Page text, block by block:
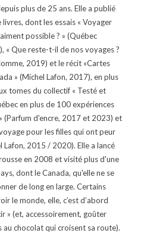
plus de 25 ans. Elle a publié
livres, dont les essais « Voyager
possible ? » (Québec
« Que reste-t-il de nos voyages ?
2019) et le récit «Cartes
» (Michel Lafon, 2017), en plus
tomes du collectif « Testé et
en plus de 100 expériences
(Parfum d'encre, 2017 et 2023) et
pour les filles qui ont peur
Lafon, 2015 / 2020). Elle a lancé
en 2008 et visité plus d'une
dont le Canada, qu'elle ne se
de long en large. Certains
le monde, elle, c’est d’abord
» (et, accessoirement, goûter
au chocolat qui croisent sa route).